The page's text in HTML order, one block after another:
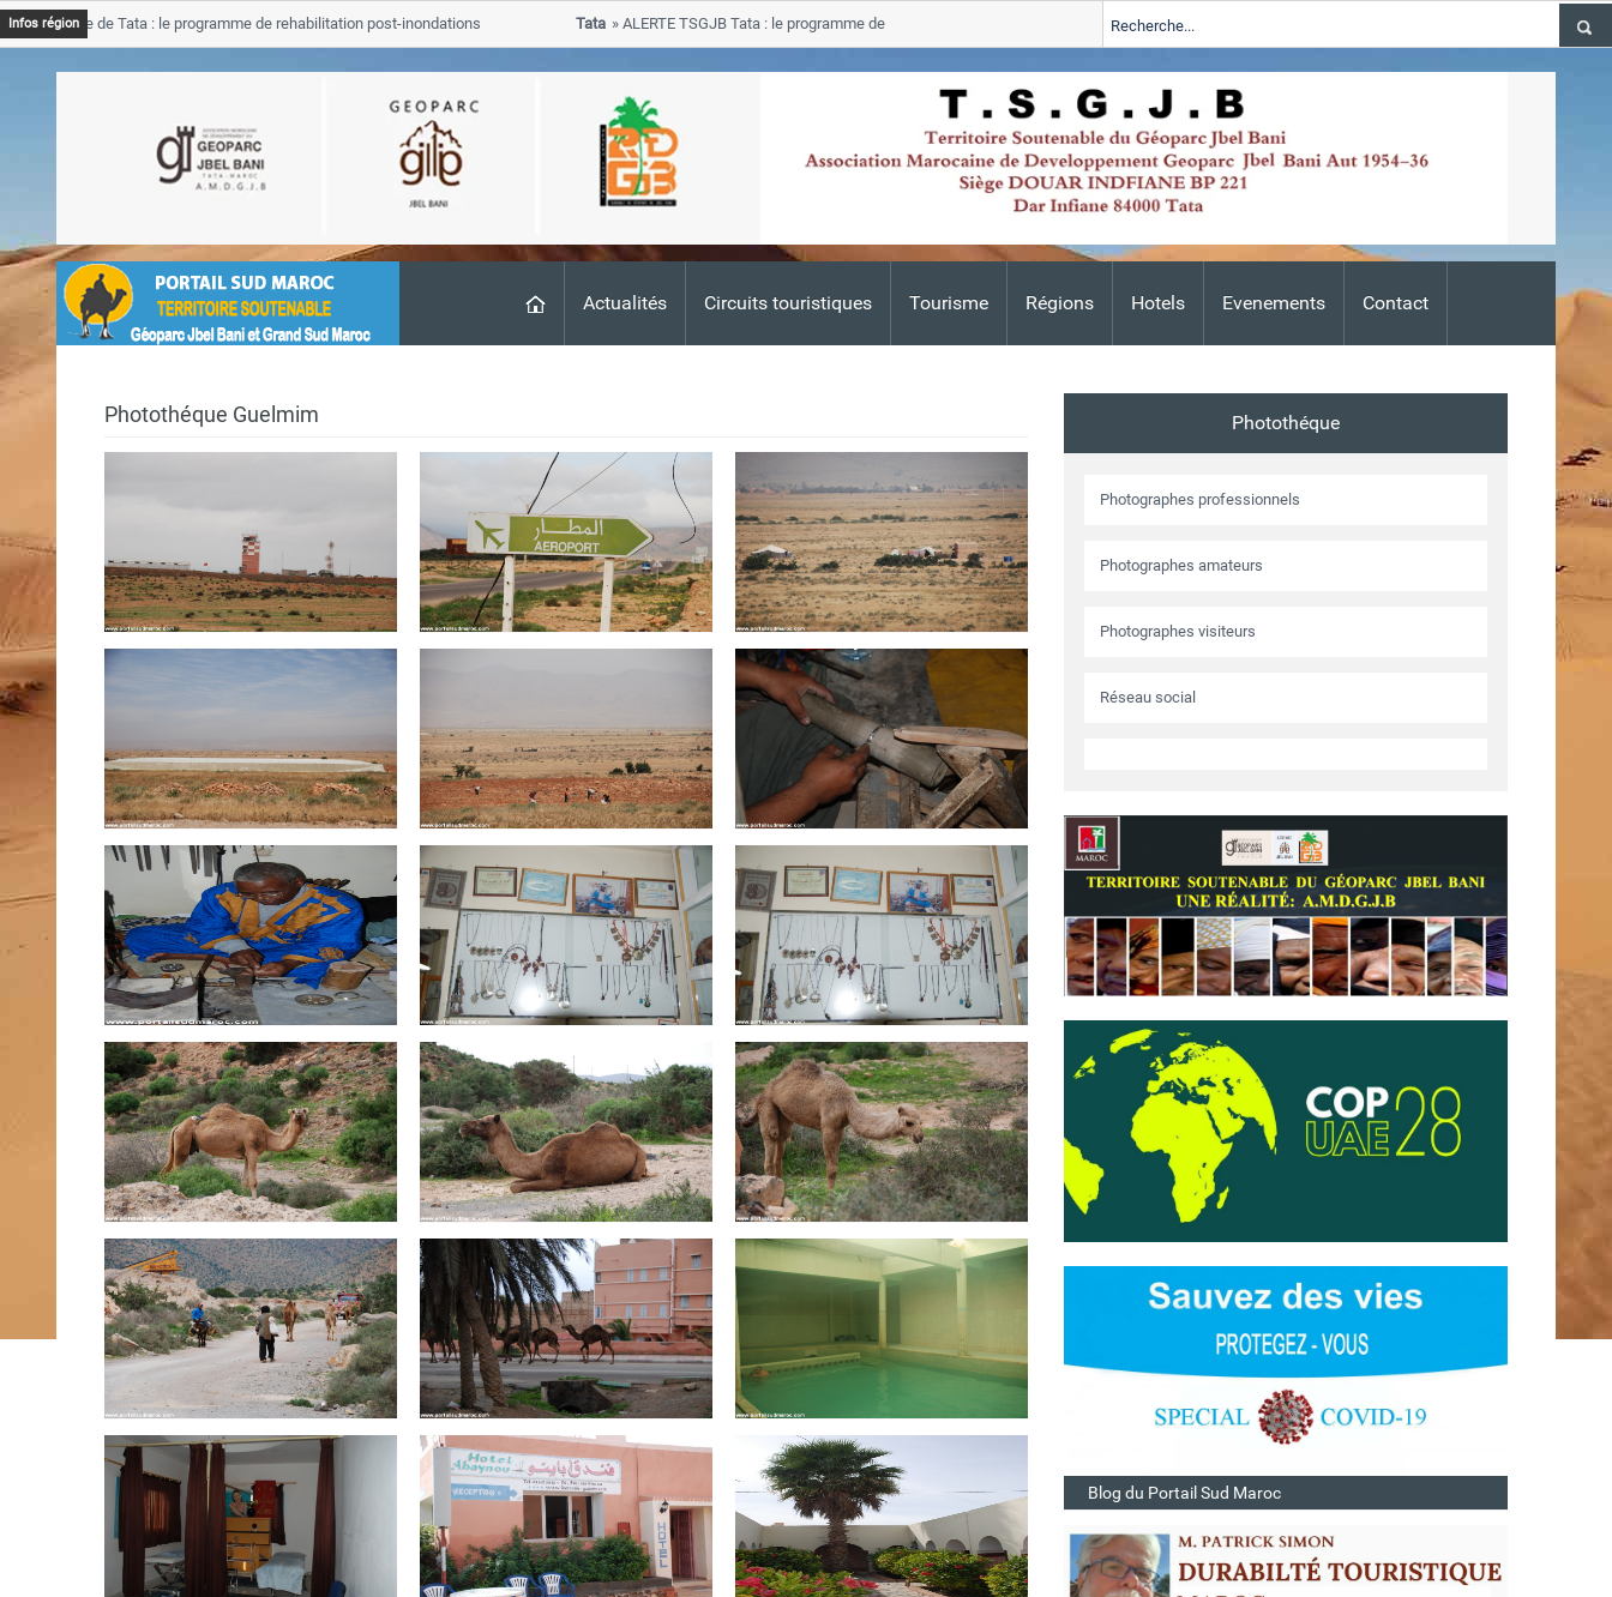
Actualités Circuits touristiques Tourisme Régions Hotels Evenements Contact
Infos région
Province de Tata : le programme de rehabilitation post-inondations
ALERTE TSGJB Tata : le programme de rehabilitation post-inondations 2024-2026
progresse dans les zones sinistrees
ALERTE TSGJB Tata : l’ANDZOA lance une
Adis
Photothéque Guelmim Photothéque
Photographes professionnels
Photographes amateurs
Photographes visiteurs
Réseau social
Blog du Portail Sud Maroc